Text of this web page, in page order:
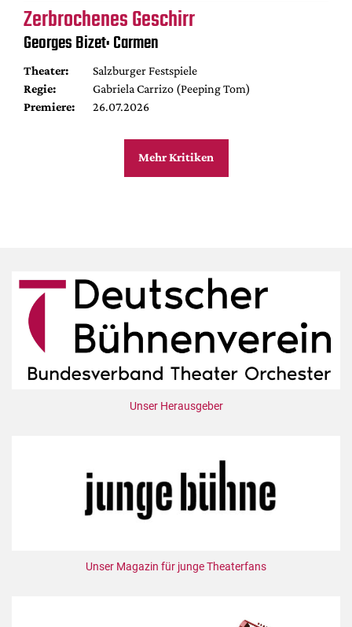
Zerbrochenes Geschirr
Georges Bizet: Carmen
Theater:
Salzburger Festspiele
Regie:
Gabriela Carrizo (Peeping Tom)
Premiere:
26.07.2026
Mehr Kritiken
Unser Herausgeber
Unser Magazin für junge Theaterfans